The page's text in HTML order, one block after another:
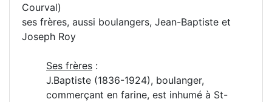
Courval)
ses frères, aussi boulangers, Jean-Baptiste et
Joseph Roy
Ses frères :
J.Baptiste (1836-1924), boulanger,
commerçant en farine, est inhumé à St-